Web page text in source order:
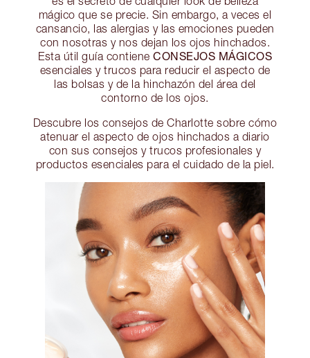
mágico que se precie. Sin embargo, a veces el
cansancio, las alergias y las emociones pueden
con nosotras y nos dejan los ojos hinchados.
Esta útil guía contiene CONSEJOS MÁGICOS
esenciales y trucos para reducir el aspecto de
las bolsas y de la hinchazón del área del
contorno de los ojos.
Descubre los consejos de Charlotte sobre cómo
atenuar el aspecto de ojos hinchados a diario
con sus consejos y trucos profesionales y
productos esenciales para el cuidado de la piel.